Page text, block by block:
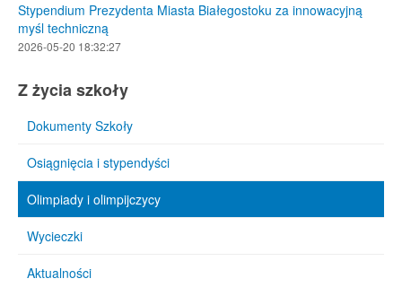
Stypendium Prezydenta Miasta Białegostoku za innowacyjną
myśl techniczną
2026-05-20 18:32:27
Z życia szkoły
Dokumenty Szkoły
Osiągnięcia i stypendyści
Olimpiady i olimpijczycy
Wycieczki
Aktualności